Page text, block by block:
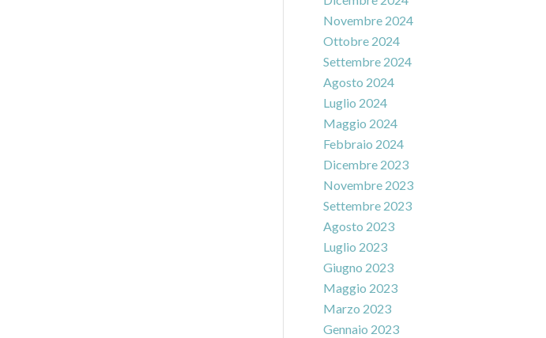
Novembre 2024
Ottobre 2024
Settembre 2024
Agosto 2024
Luglio 2024
Maggio 2024
Febbraio 2024
Dicembre 2023
Novembre 2023
Settembre 2023
Agosto 2023
Luglio 2023
Giugno 2023
Maggio 2023
Marzo 2023
Gennaio 2023